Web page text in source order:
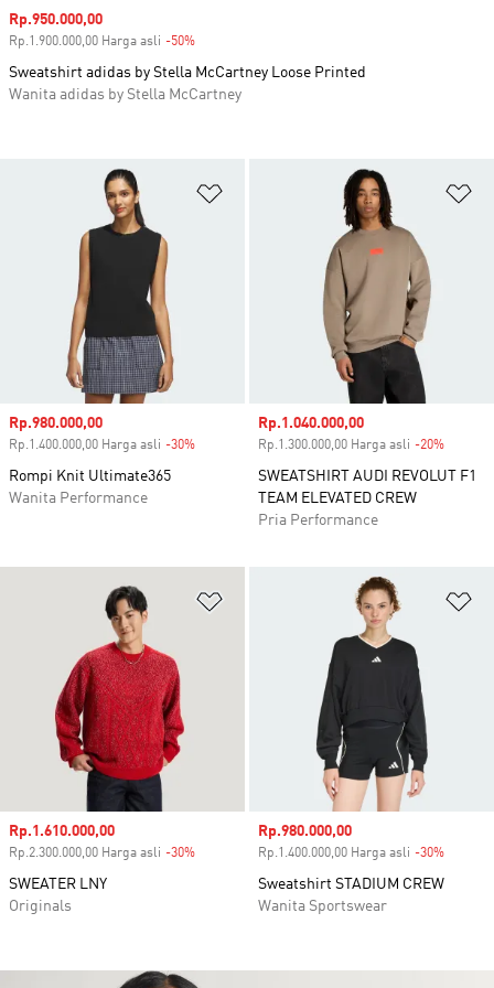
Tambahkan ke Wishlist
Harga penjualan
Rp.980.000,00
Rp.1.400.000,00 Harga asli -30%
Rompi Knit Ultimate365
Wanita Performance
Harga penjualan
Rp.1.040.000,00
Rp.1.300.000,00 Harga asli -20%
SWEATSHIRT AUDI REVOLUT F1
TEAM ELEVATED CREW
Pria Performance
Tambahkan ke Wishlist
Harga penjualan
Rp.1.610.000,00
Rp.2.300.000,00 Harga asli -30%
SWEATER LNY
Originals
Harga penjualan
Rp.980.000,00
Rp.1.400.000,00 Harga asli -30%
Sweatshirt STADIUM CREW
Wanita Sportswear
Harga penjualan
Rp.950.000,00
Rp.1.900.000,00 Harga asli -50%
Sweatshirt adidas by Stella McCartney Loose Printed
Wanita adidas by Stella McCartney